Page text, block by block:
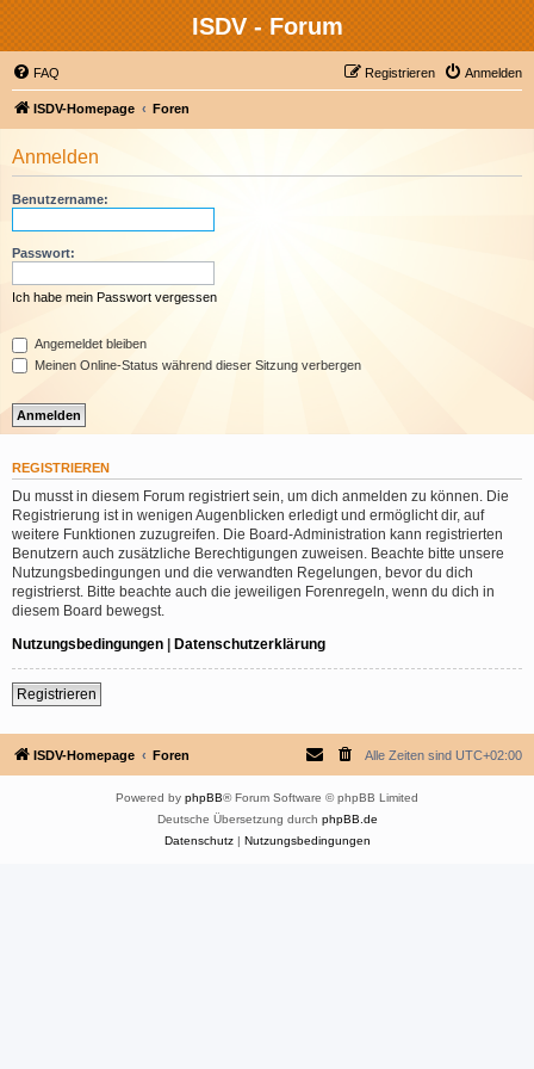
ISDV - Forum
FAQ Anmelden
Registrieren
ISDV-Homepage Foren
Anmelden
Benutzername:
Passwort:
Ich habe mein Passwort vergessen
Angemeldet bleiben
Meinen Online-Status während dieser Sitzung verbergen
REGISTRIEREN
Du musst in diesem Forum registriert sein, um dich anmelden zu können. Die
Registrierung ist in wenigen Augenblicken erledigt und ermöglicht dir, auf
weitere Funktionen zuzugreifen. Die Board-Administration kann registrierten
Benutzern auch zusätzliche Berechtigungen zuweisen. Beachte bitte unsere
Nutzungsbedingungen und die verwandten Regelungen, bevor du dich
registrierst. Bitte beachte auch die jeweiligen Forenregeln, wenn du dich in
diesem Board bewegst.
Nutzungsbedingungen | Datenschutzerklärung
Registrieren
ISDV-Homepage Foren Alle Zeiten sind UTC+02:00
Powered by phpBB® Forum Software © phpBB Limited
Deutsche Übersetzung durch phpBB.de
Datenschutz| Nutzungsbedingungen